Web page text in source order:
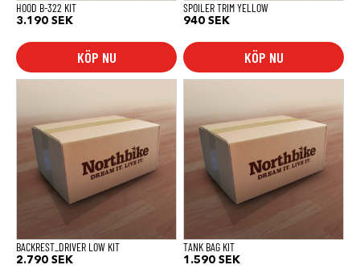
HOOD B-322 KIT
3.190 SEK
KÖP NU
SPOILER TRIM YELLOW
940 SEK
KÖP NU
BACKREST_DRIVER LOW KIT
2.790 SEK
TANK BAG KIT
1.590 SEK